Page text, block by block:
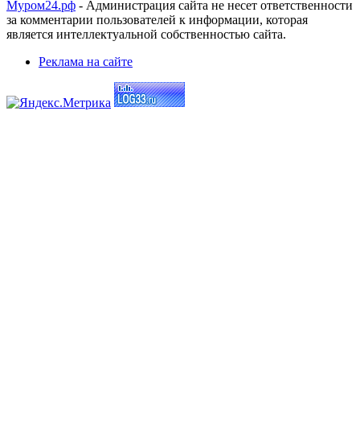
Муром24.рф - Администрация сайта не несет ответственности
за комментарии пользователей к информации, которая
является интеллектуальной собственностью сайта.
Реклама на сайте